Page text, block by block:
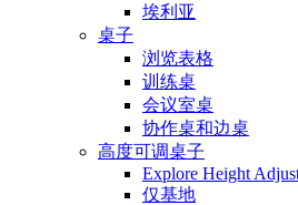
埃利亚
桌子
浏览表格
训练桌
会议室桌
协作桌和边桌
高度可调桌子
Explore Height
仅基地